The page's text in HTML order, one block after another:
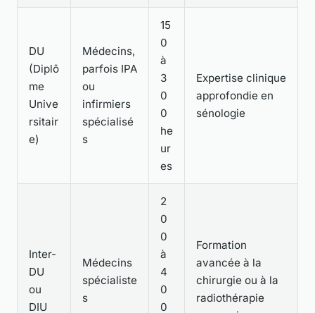
DU
(Diplô
me
Unive
rsitair
e)
Médecins,
parfois IPA
ou
infirmiers
spécialisé
s
15
0
à
3
0
0
he
ur
es
Expertise clinique
approfondie en
sénologie
Inter-
DU
ou
DIU
Médecins
spécialiste
s
2
0
0
à
4
0
0
Formation
avancée à la
chirurgie ou à la
radiothérapie